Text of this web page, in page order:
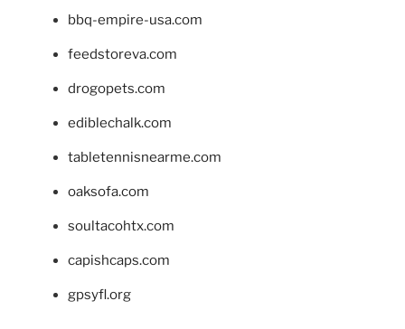
bbq-empire-usa.com
feedstoreva.com
drogopets.com
ediblechalk.com
tabletennisnearme.com
oaksofa.com
soultacohtx.com
capishcaps.com
gpsyfl.org